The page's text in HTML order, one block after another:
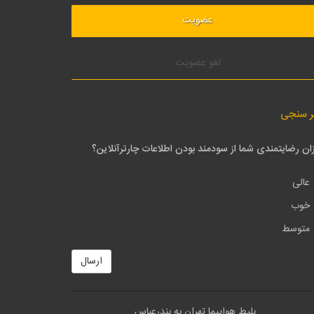
لغو عضویت
سنجی
رضایتمندی شما از سودمند بودن اطلاعات چارترآنلاین؟
عالی
خوب
متوسط
ارسال